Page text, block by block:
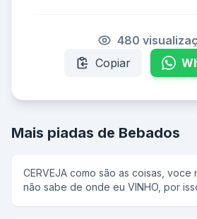
480
Copiar
Mais piadas de Bebados
CERVEJA como são as coisas, voce
não sabe de onde eu VINHO, por